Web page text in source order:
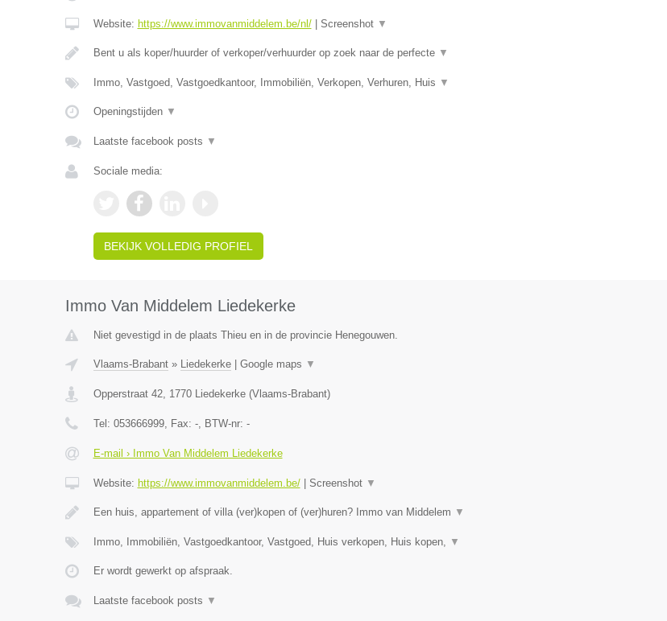
Website: https://www.immovanmiddelem.be/nl/| Screenshot ▼
Bent u als koper/huurder of verkoper/verhuurder op zoek naar de perfecte ▼
Immo, Vastgoed, Vastgoedkantoor, Immobiliën, Verkopen, Verhuren, Huis ▼
Openingstijden ▼
Laatste facebook posts ▼
Sociale media:
BEKIJK VOLLEDIG PROFIEL
Immo Van Middelem Liedekerke
Niet gevestigd in de plaats Thieu en in de provincie Henegouwen.
Vlaams-Brabant» Liedekerke| Google maps ▼
Opperstraat 42, 1770 Liedekerke(Vlaams-Brabant)
Tel: 053666999, Fax: -, BTW-nr: -
E-mail › Immo Van Middelem Liedekerke
Website: https://www.immovanmiddelem.be/| Screenshot ▼
Een huis, appartement of villa (ver)kopen of (ver)huren? Immo van Middelem ▼
Immo, Immobiliën, Vastgoedkantoor, Vastgoed, Huis verkopen, Huis kopen, ▼
Er wordt gewerkt op afspraak.
Laatste facebook posts ▼